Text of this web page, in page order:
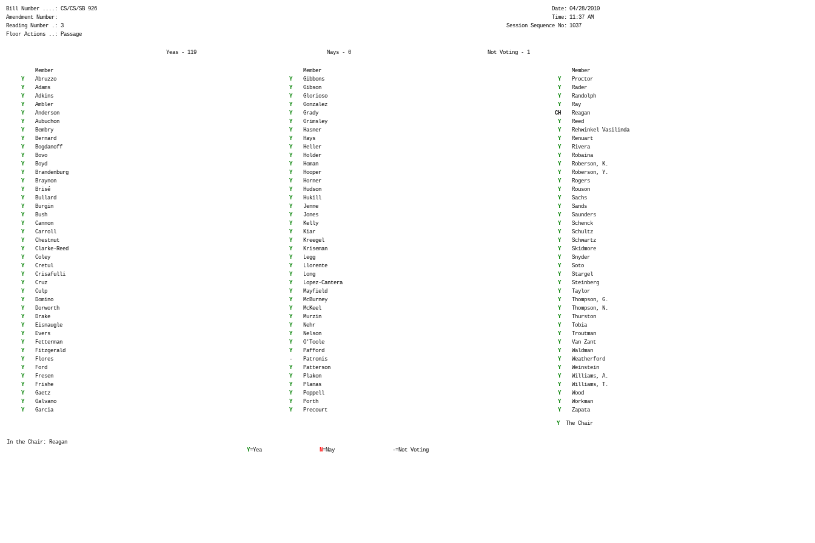
Bill Number ....: CS/CS/SB 926 Date: 04/28/2010
Amendment Number:
Time: 11:37 AM
Reading Number .: 3
Session Sequence No: 1037
Floor Actions ..: Passage
Yeas - 119 Nays - 0 Not Voting - 1
Member
Y
Abruzzo
Y
Adams
Y
Adkins
Y
Ambler
Y
Anderson
Y
Aubuchon
Y
Bembry
Y
Bernard
Y
Bogdanoff
Y
Bovo
Y
Boyd
Y
Brandenburg
Y
Braynon
Y
Brisé
Y
Bullard
Y
Burgin
Y
Bush
Y
Cannon
Y
Carroll
Y
Chestnut
Y
Clarke-Reed
Y
Coley
Y
Cretul
Y
Crisafulli
Y
Cruz
Y
Culp
Y
Domino
Y
Dorworth
Y
Drake
Y
Eisnaugle
Y
Evers
Y
Fetterman
Y
Fitzgerald
Y
Flores
Y
Ford
Y
Fresen
Y
Frishe
Y
Gaetz
Y
Galvano
Y
Garcia
Member
Y
Gibbons
Y
Gibson
Y
Glorioso
Y
Gonzalez
Y
Grady
Y
Grimsley
Y
Hasner
Y
Hays
Y
Heller
Y
Holder
Y
Homan
Y
Hooper
Y
Horner
Y
Hudson
Y
Hukill
Y
Jenne
Y
Jones
Y
Kelly
Y
Kiar
Y
Kreegel
Y
Kriseman
Y
Legg
Y
Llorente
Y
Long
Y
Lopez-Cantera
Y
Mayfield
Y
McBurney
Y
McKeel
Y
Murzin
Y
Nehr
Y
Nelson
Y
O'Toole
Y
Pafford
-
Patronis
Y
Patterson
Y
Plakon
Y
Planas
Y
Poppell
Y
Porth
Y
Precourt
Member
Y
Proctor
Y
Rader
Y
Randolph
Y
Ray
CH
Reagan
Y
Reed
Y
Rehwinkel Vasilinda
Y
Renuart
Y
Rivera
Y
Robaina
Y
Roberson, K.
Y
Roberson, Y.
Y
Rogers
Y
Rouson
Y
Sachs
Y
Sands
Y
Saunders
Y
Schenck
Y
Schultz
Y
Schwartz
Y
Skidmore
Y
Snyder
Y
Soto
Y
Stargel
Y
Steinberg
Y
Taylor
Y
Thompson, G.
Y
Thompson, N.
Y
Thurston
Y
Tobia
Y
Troutman
Y
Van Zant
Y
Waldman
Y
Weatherford
Y
Weinstein
Y
Williams, A.
Y
Williams, T.
Y
Wood
Y
Workman
Y
Zapata
Y The Chair
In the Chair: Reagan
Y=Yea N=Nay -=Not Voting